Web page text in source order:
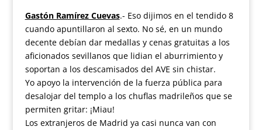
Gastón Ramírez Cuevas.- Eso dijimos en el tendido 8
cuando apuntillaron al sexto. No sé, en un mundo
decente debían dar medallas y cenas gratuitas a los
aficionados sevillanos que lidian el aburrimiento y
soportan a los descamisados del AVE sin chistar.
Yo apoyo la intervención de la fuerza pública para
desalojar del templo a los chuflas madrileños que se
permiten gritar: ¡Miau!
Los extranjeros de Madrid ya casi nunca van con